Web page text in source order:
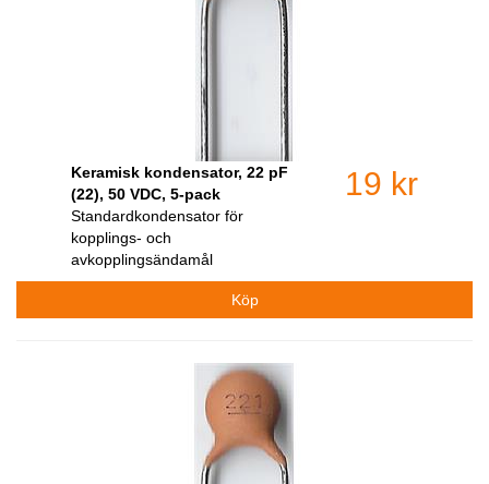
Keramisk kondensator, 22 pF
(22), 50 VDC, 5-pack
Standardkondensator för
kopplings- och
avkopplingsändamål
19 kr